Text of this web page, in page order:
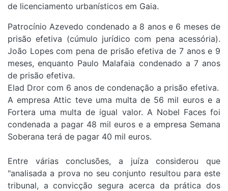
de licenciamento urbanísticos em Gaia.
Patrocínio Azevedo condenado a 8 anos e 6 meses de
prisão efetiva (cúmulo jurídico com pena acessória).
João Lopes com pena de prisão efetiva de 7 anos e 9
meses, enquanto Paulo Malafaia condenado a 7 anos
de prisão efetiva.
Elad Dror com 6 anos de condenação a prisão efetiva.
A empresa Attic teve uma multa de 56 mil euros e a
Fortera uma multa de igual valor. A Nobel Faces foi
condenada a pagar 48 mil euros e a empresa Semana
Soberana terá de pagar 40 mil euros.
Entre várias conclusões, a juíza considerou que
"analisada a prova no seu conjunto resultou para este
tribunal, a convicção segura acerca da prática dos